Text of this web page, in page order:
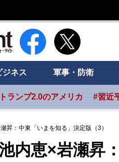
新潮社 Foresight フォーサイト
ジネス 軍事・防衛
ランプ2.0のアメリカ #習近
昇：中東「いまを知る」決定版（3）
内恵×岩瀬昇